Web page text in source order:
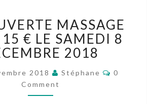
MASSAGE
POUR
15
€
LE
SAMEDI
8
MASSAGE
15 € LE SAMEDI 8
2018
2018 Stéphane Comments
0
Comment